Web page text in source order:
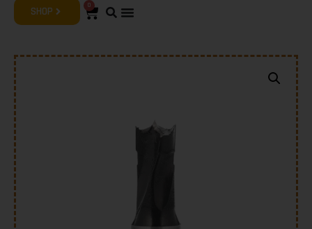
SHOP 0